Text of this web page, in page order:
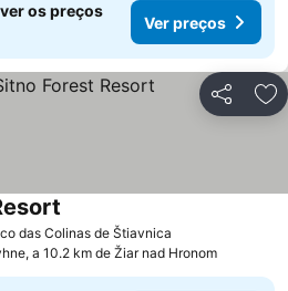
os preços
Ver preços
Partilhar
das Colinas de Štiavnica
Ver preços
a 10.2 km de Žiar nad Hronom